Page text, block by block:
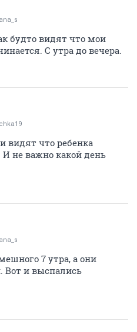
будто видят что мои
С утра до вечера.
видят что ребенка
не важно какой день
7 утра, а они
Вот и выспались